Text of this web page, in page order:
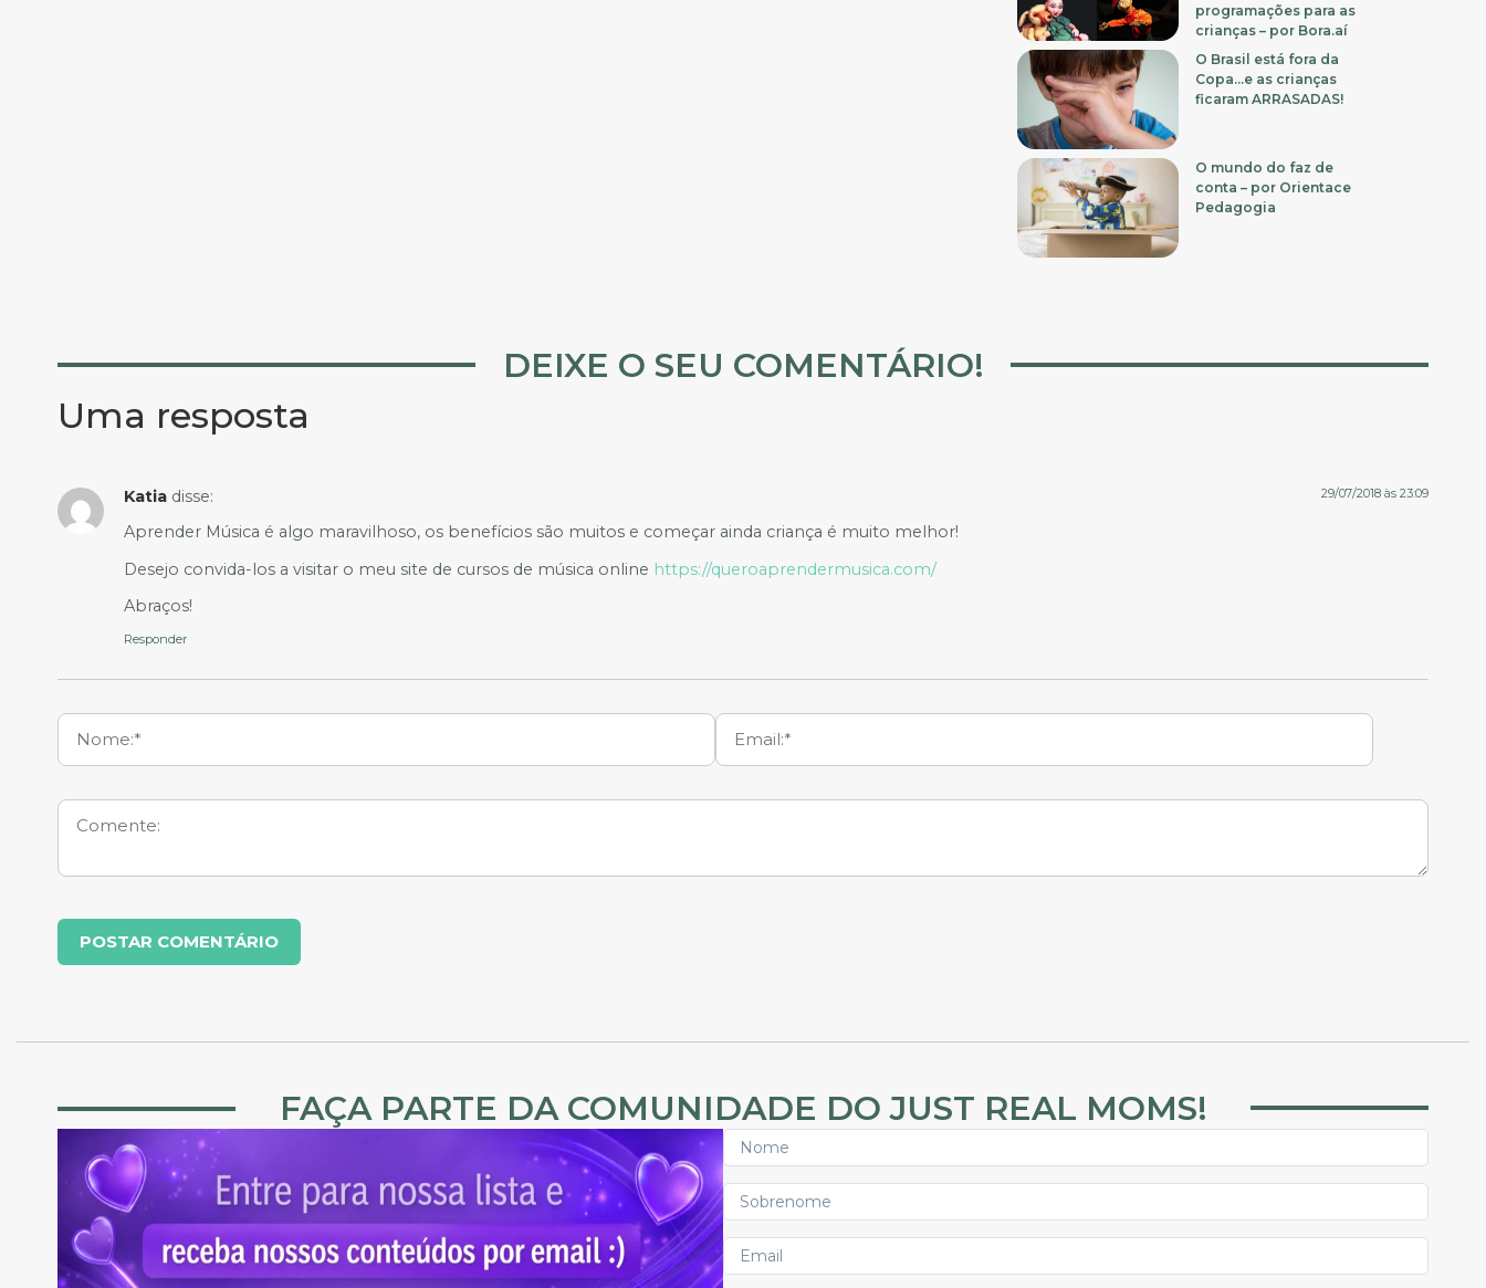
programações para as
crianças – por Bora.aí
O Brasil está fora da
Copa…e as crianças
ficaram ARRASADAS!
O mundo do faz de
conta – por Orientace
Pedagogia
DEIXE O SEU COMENTÁRIO!
Uma resposta
Katia disse: 29/07/2018 às 23:09
Aprender Música é algo maravilhoso, os benefícios são muitos e começar ainda criança é muito melhor!
Desejo convida-los a visitar o meu site de cursos de música online https://queroaprendermusica.com/
Abraços!
Responder
FAÇA PARTE DA COMUNIDADE DO JUST REAL MOMS!